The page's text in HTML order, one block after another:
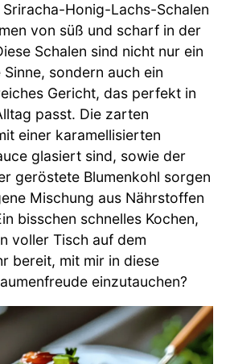
Honig-Lachs-Schalen
von süß und scharf in der
Schalen sind nicht nur ein
sondern auch ein
Gericht, das perfekt in
passt. Die zarten
einer karamellisierten
glasiert sind, sowie der
geröstete Blumenkohl sorgen
Mischung aus Nährstoffen
bisschen schnelles Kochen,
voller Tisch auf dem
bereit, mit mir in diese
einzutauchen?